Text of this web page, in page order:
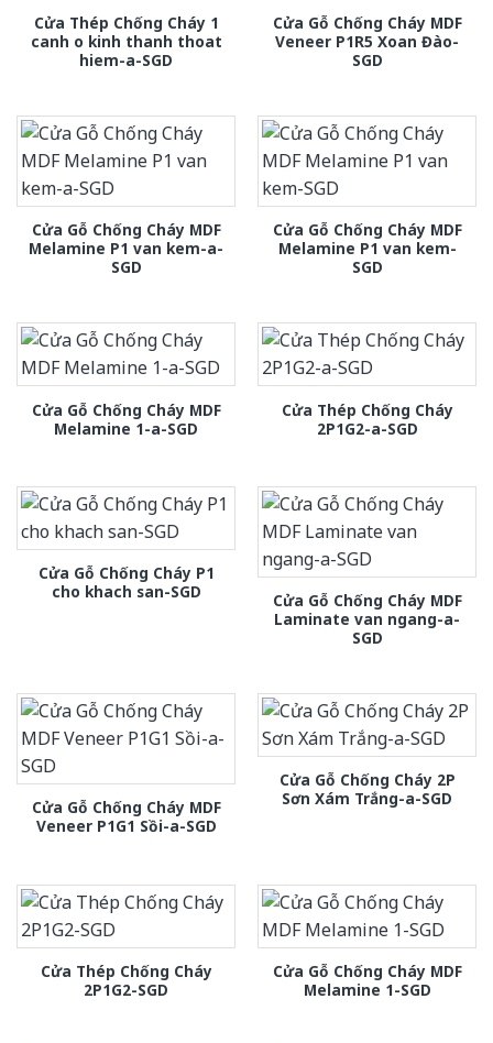
Cửa Thép Chống Cháy 1
canh o kinh thanh thoat
hiem-a-SGD
Cửa Gỗ Chống Cháy MDF
Veneer P1R5 Xoan Đào-
SGD
Cửa Gỗ Chống Cháy MDF
Melamine P1 van kem-a-
SGD
Cửa Gỗ Chống Cháy MDF
Melamine P1 van kem-
SGD
Cửa Gỗ Chống Cháy MDF
Melamine 1-a-SGD
Cửa Thép Chống Cháy
2P1G2-a-SGD
Cửa Gỗ Chống Cháy P1
cho khach san-SGD
Cửa Gỗ Chống Cháy MDF
Laminate van ngang-a-
SGD
Cửa Gỗ Chống Cháy MDF
Veneer P1G1 Sồi-a-SGD
Cửa Gỗ Chống Cháy 2P
Sơn Xám Trắng-a-SGD
Cửa Thép Chống Cháy
2P1G2-SGD
Cửa Gỗ Chống Cháy MDF
Melamine 1-SGD